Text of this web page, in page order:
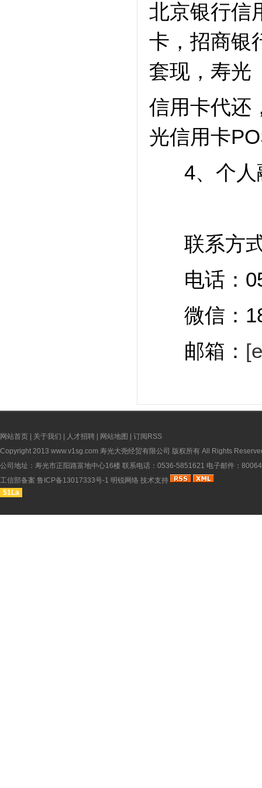
北京银行信
卡，招商银
套现，寿光
信用卡代还
光信用卡
4、个人
联系方
电话：
微信：
邮箱：
网站首页 关于我们 人才招聘 网站地图
订阅RSS
Copyright 2013 www.v1sg.com 寿光大尧经贸有限公司 版权所有 All Rights
公司地址：寿光市正阳路富地中心16楼 联系电话：0536-5851621 电子邮件：
工信部备案 鲁ICP备13017333号-1 明锐网络 技术支持
51La